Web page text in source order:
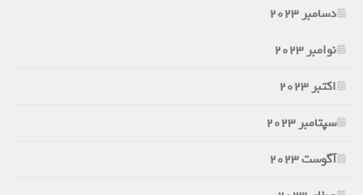
دسامبر 2023
نوامبر 2023
اکتبر 2023
سپتامبر 2023
آگوست 2023